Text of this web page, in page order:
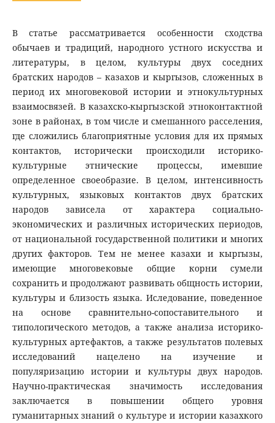
В статье рассматривается особенности сходства
обычаев и традиций, народного устного искусства и
литературы, в целом, культуры двух соседних
братских народов – казахов и кыргызов, сложенных в
период их многовековой истории и этнокультурных
взаимосвязей. В казахско-кыргызской этноконтактной
зоне в районах, в том числе и смешанного расселения,
где сложились благоприятные условия для их прямых
контактов, исторически происходили историко-
культурные этнические процессы, имевшие
определенное своеобразие. В целом, интенсивность
культурных, языковых контактов двух братских
народов зависела от характера социально-
экономических и различных исторических периодов,
от национальной государственной политики и многих
других факторов. Тем не менее казахи и кыргызы,
имеющие многовековые общие корни сумели
сохранить и продолжают развивать общность истории,
культуры и близость языка. Иследование, поведенное
на основе сравнительно-сопоставительного и
типологического методов, а также анализа историко-
культурных артефактов, а также результатов полевых
исследований нацелено на изучение и
популяризацию истории и культуры двух народов.
Научно-практическая значимость исследования
заключается в повышении общего уровня
гуманитарных знаний о культуре и истории казахкого